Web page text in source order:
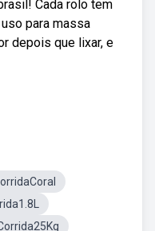
Cada rolo tem
para massa
depois que lixar, e